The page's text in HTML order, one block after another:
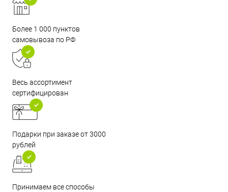
Более 1 000 пунктов
самовывоза по РФ
Весь ассортимент
сертифицирован
Подарки при заказе от 3000
рублей
Принимаем все способы